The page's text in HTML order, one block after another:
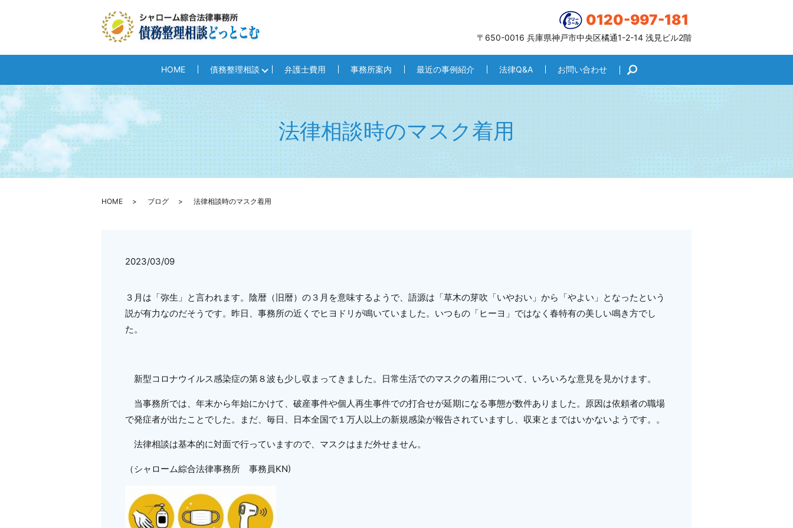
0120-997-181
〒650-0016 兵庫県神戸市中央区橘通1-2-14 浅見ビル2階
HOME 債務整理相談 弁護士費用 事務所案内 最近の事例紹介 法律Q&A お問い合わせ search
法律相談時のマスク着用
HOME ブログ 法律相談時のマスク着用
2023/03/09
３月は「弥生」と言われます。陰暦（旧暦）の３月を意味するようで、語源は「草木の芽吹「いやおい」から「やよい」となったという
説が有力なのだそうです。昨日、事務所の近くでヒヨドリが鳴いていました。いつもの「ヒーヨ」ではなく春特有の美しい鳴き方でし
た。
新型コロナウイルス感染症の第８波も少し収まってきました。日常生活でのマスクの着用について、いろいろな意見を見かけます。
当事務所では、年末から年始にかけて、破産事件や個人再生事件での打合せが延期になる事態が数件ありました。原因は依頼者の職場
で発症者が出たことでした。まだ、毎日、日本全国で１万人以上の新規感染が報告されていますし、収束とまではいかないようです。。
法律相談は基本的に対面で行っていますので、マスクはまだ外せません。
（シャローム綜合法律事務所 事務員KN)